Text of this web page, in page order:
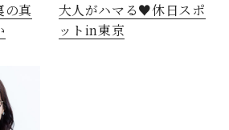
の真
大人がハマる♥休日スポ
ットin東京